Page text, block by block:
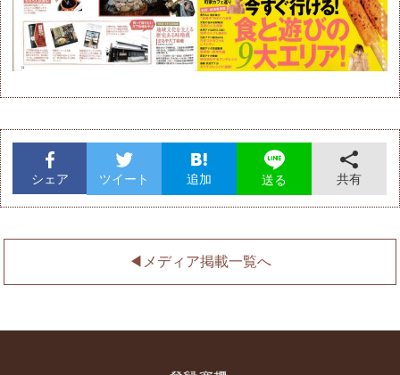
シェア ツイート 追加 送る 共有
◀︎メディア掲載一覧へ